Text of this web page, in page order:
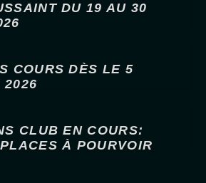
DU 19 AU 30
COURS DÈS LE 5
2026
CLUB EN COURS:
À POURVOIR